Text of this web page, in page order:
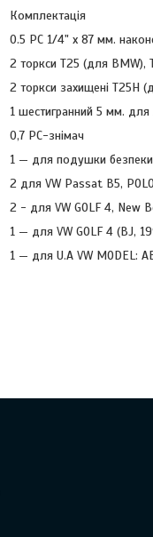
Комплектація
0.5 РС 1/4" х 87 мм.
2 торкси Т25 (для BMW),
2 торкси захищені Т25Н
1 шестигранний 5 мм. для
0,7 РС-знімач
1 — для подушки безпеки
2 для VW Passat B5,
2 - для VW GOLF 4, New
1 — для VW GOLF 4 (BJ,
1 — для U.A VW MODEL: